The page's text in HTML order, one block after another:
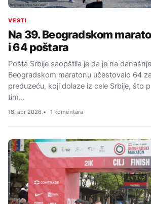
VESTI
Na 39. Beogradskom
i 64 poštara
Pošta Srbije saopštila je da je na
Beogradskom maratonu učestovalo 64
preduzeću, koji dolaze iz cele Srbije, što
tim…
18. apr 2026. 1 komentara